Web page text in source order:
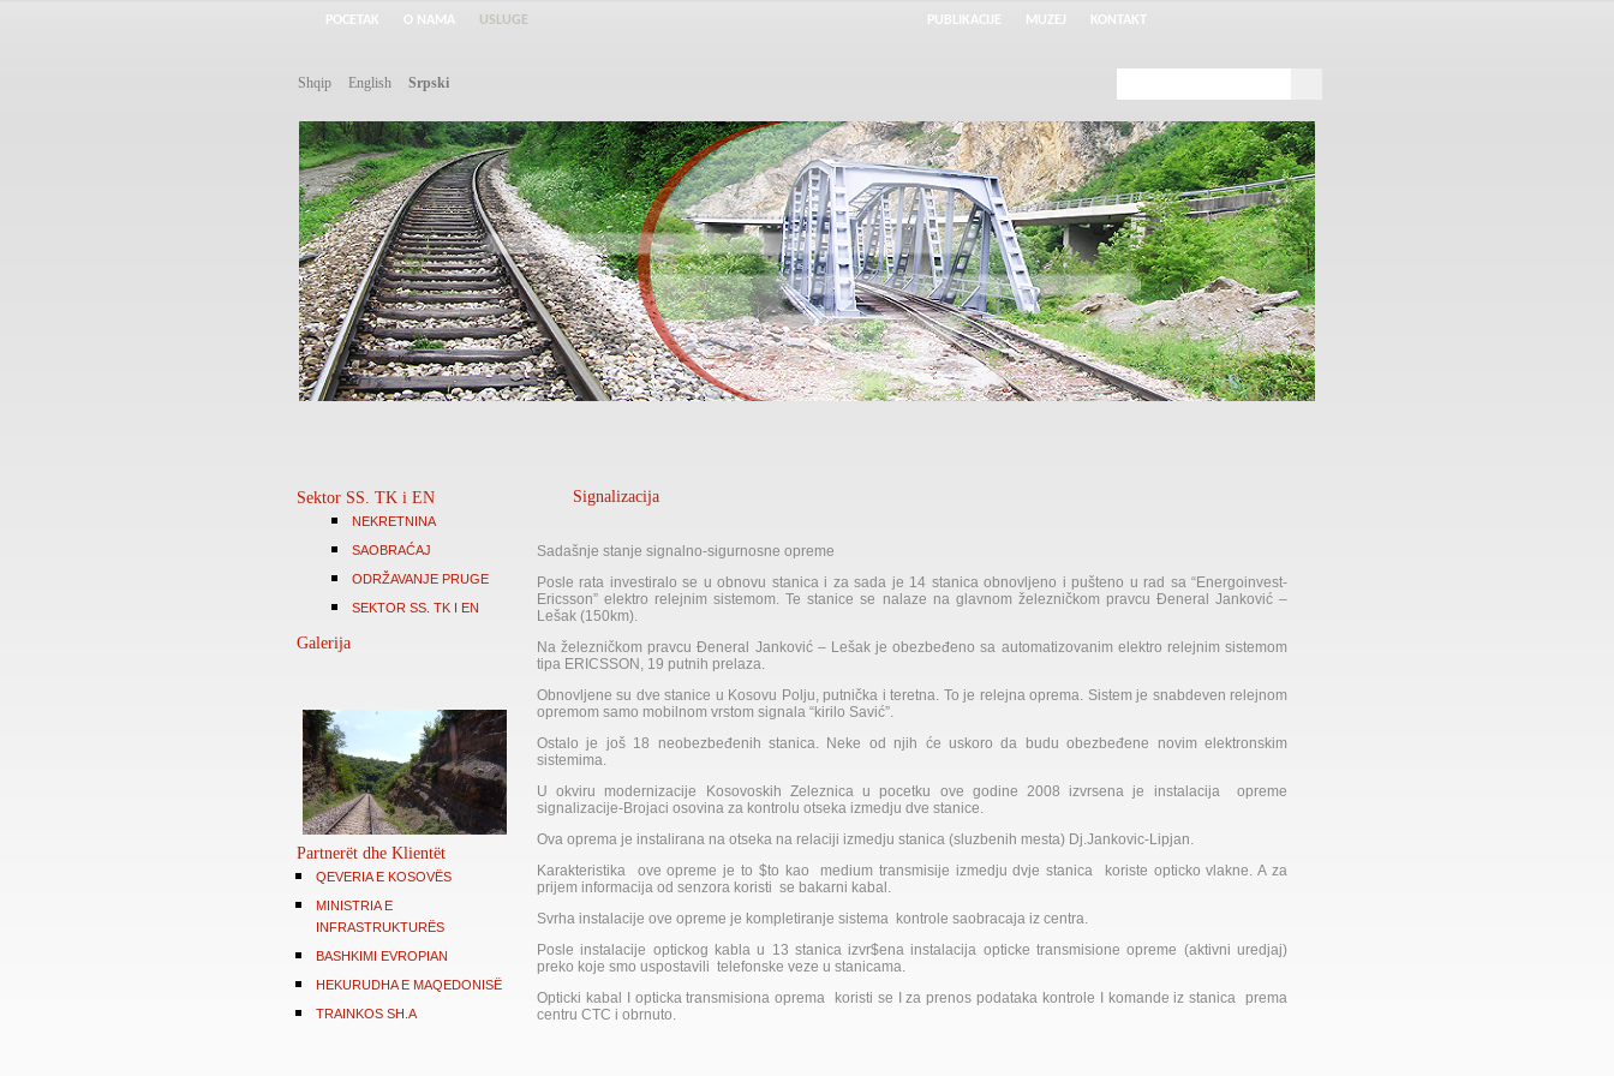
POCETAK O NAMA USLUGE PUBLIKACIJE MUZEJ KONTAKT
Shqip English Srpski
Sektor SS. TK i EN
NEKRETNINA
SAOBRAĆAJ
ODRŽAVANJE PRUGE
SEKTOR SS. TK I EN
Galerija
Partnerët dhe Klientët
QEVERIA E KOSOVËS
MINISTRIA E
INFRASTRUKTURËS
BASHKIMI EVROPIAN
HEKURUDHA E MAQEDONISË
TRAINKOS SH.A
Signalizacija
Sadašnje stanje signalno-sigurnosne opreme
Posle rata investiralo se u obnovu stanica i za sada je 14 stanica obnovljeno i pušteno u rad sa “Energoinvest-
Ericsson” elektro relejnim sistemom. Te stanice se nalaze na glavnom železničkom pravcu Đeneral Janković –
Lešak (150km).
Na železničkom pravcu Đeneral Janković – Lešak je obezbeđeno sa automatizovanim elektro relejnim sistemom
tipa ERICSSON, 19 putnih prelaza.
Obnovljene su dve stanice u Kosovu Polju, putnička i teretna. To je relejna oprema. Sistem je snabdeven relejnom
opremom samo mobilnom vrstom signala “kirilo Savić”.
Ostalo je još 18 neobezbeđenih stanica. Neke od njih će uskoro da budu obezbeđene novim elektronskim
sistemima.
U okviru modernizacije Kosovoskih Zeleznica u pocetku ove godine 2008 izvrsena je instalacija opreme
signalizacije-Brojaci osovina za kontrolu otseka izmedju dve stanice.
Ova oprema je instalirana na otseka na relaciji izmedju stanica (sluzbenih mesta) Dj.Jankovic-Lipjan.
Karakteristika ove opreme je to $to kao medium transmisije izmedju dvje stanica koriste opticko vlakne. A za
prijem informacija od senzora koristi se bakarni kabal.
Svrha instalacije ove opreme je kompletiranje sistema kontrole saobracaja iz centra.
Posle instalacije optickog kabla u 13 stanica izvr$ena instalacija opticke transmisione opreme (aktivni uredjaj)
preko koje smo uspostavili telefonske veze u stanicama.
Opticki kabal I opticka transmisiona oprema koristi se I za prenos podataka kontrole I komande iz stanica prema
centru CTC i obrnuto.